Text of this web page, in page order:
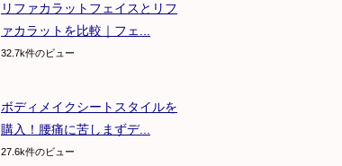
リファカラットフェイスとリフ
ァカラットを比較｜フェ...
32.7k件のビュー
ボディメイクシートスタイルを
購入！腰痛に苦しまずデ...
27.6k件のビュー